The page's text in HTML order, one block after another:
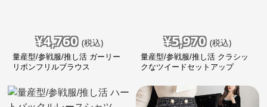
¥4,760 (税込)
量産型/参戦服/推し活 ガーリー
リボンフリルブラウス
¥5,970 (税込)
量産型/参戦服/推し活 クラシッ
クなツイードセットアップ